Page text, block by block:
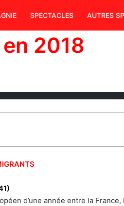
SPECTACLES AUTRES
2018
d’une année entre la France,